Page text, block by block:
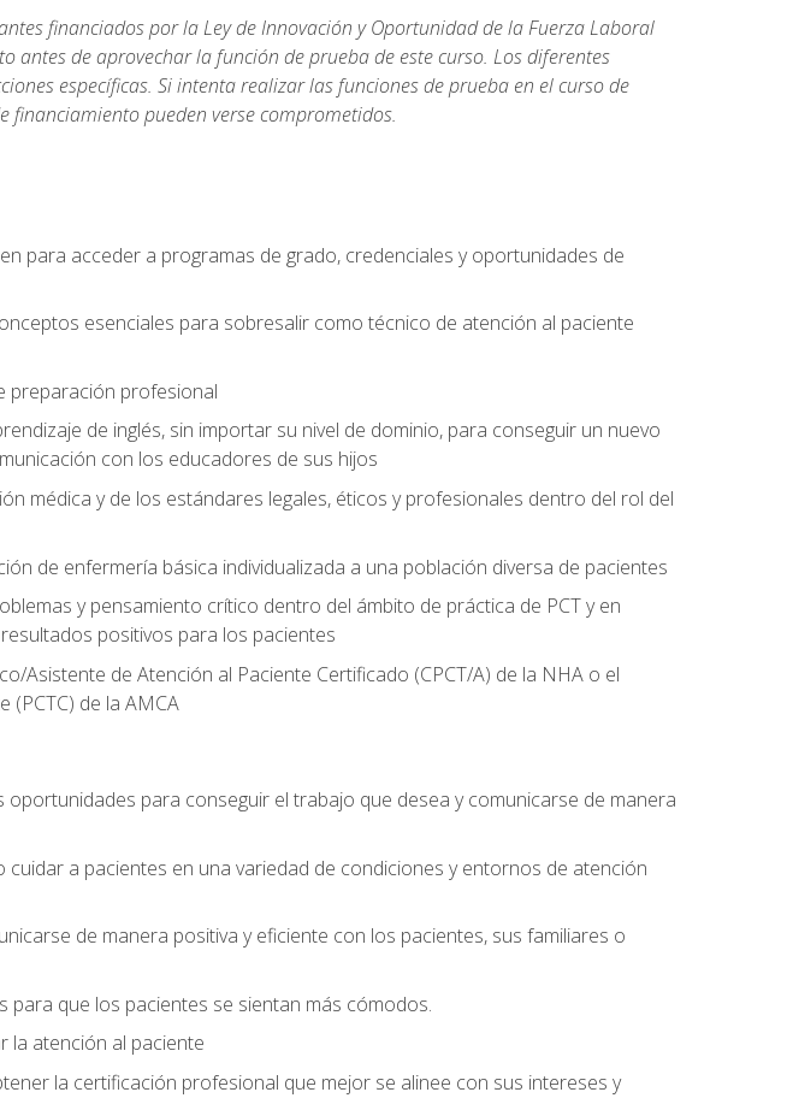
financiados por la Ley de Innovación y Oportunidad de la Fuerza Laboral
antes de aprovechar la función de prueba de este curso. Los diferentes
específicas. Si intenta realizar las funciones de prueba en el curso de
financiamiento pueden verse comprometidos.
para acceder a programas de grado, credenciales y oportunidades de
esenciales para sobresalir como técnico de atención al paciente
preparación profesional
de inglés, sin importar su nivel de dominio, para conseguir un nuevo
con los educadores de sus hijos
médica y de los estándares legales, éticos y profesionales dentro del rol del
de enfermería básica individualizada a una población diversa de pacientes
y pensamiento crítico dentro del ámbito de práctica de PCT y en
positivos para los pacientes
Asistente de Atención al Paciente Certificado (CPCT/A) de la NHA o el
(PCTC) de la AMCA
para conseguir el trabajo que desea y comunicarse de manera
a pacientes en una variedad de condiciones y entornos de atención
de manera positiva y eficiente con los pacientes, sus familiares o
que los pacientes se sientan más cómodos.
la atención al paciente
la certificación profesional que mejor se alinee con sus intereses y